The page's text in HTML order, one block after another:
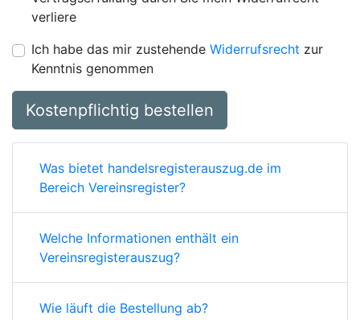
verliere
Ich habe das mir zustehende Widerrufsrecht zur
Kenntnis genommen
Kostenpflichtig bestellen
Was bietet handelsregisterauszug.de im
Bereich Vereinsregister?
Welche Informationen enthält ein
Vereinsregisterauszug?
Wie läuft die Bestellung ab?